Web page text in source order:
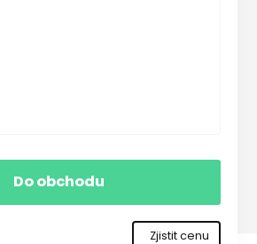
Do obchodu
Zjistit cenu